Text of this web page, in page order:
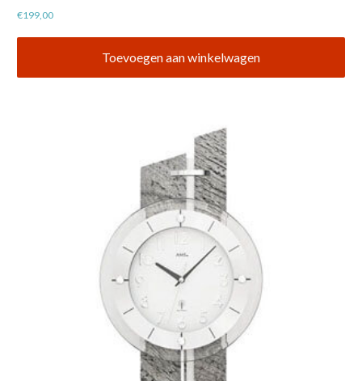
€199,00
Toevoegen aan winkelwagen